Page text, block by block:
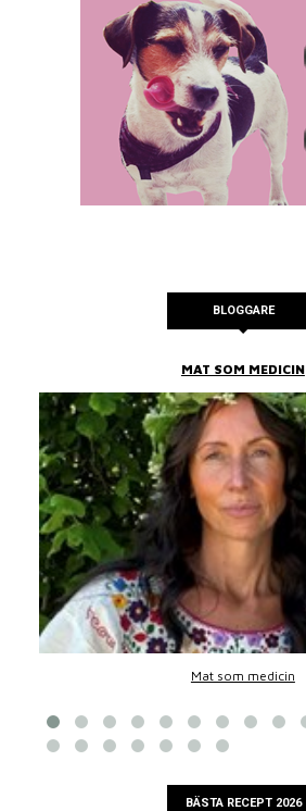
BLOGGARE
MAT SOM MEDICIN
Mat som medicin
BÄSTA RECEPT 2026